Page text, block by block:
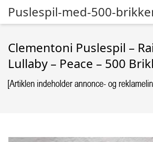
Puslespil-med-500-
Clementoni Puslespil –
Lullaby – Peace – 500